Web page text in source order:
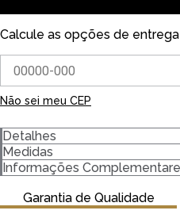
Calcule as opções de
Não sei meu CEP
Detalhes
-Modelagem Regular
-100% algodão
-Gola canelada 2,5
-Gramatura 182 g/m²
Medidas
clique para
Informações
Garantia de Qualidade